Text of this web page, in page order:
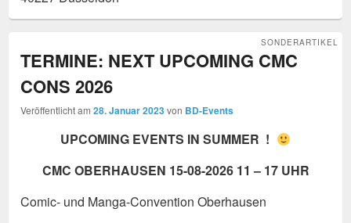
TERMINE: NEXT UPCOMING CMC
CONS 2026
SONDERARTIKEL
Veröffentlicht am28. Januar 2023von BD-Events
UPCOMING EVENTS IN SUMMER !
CMC OBERHAUSEN 15-08-2026 11 – 17 UHR
Comic- und Manga-Convention Oberhausen